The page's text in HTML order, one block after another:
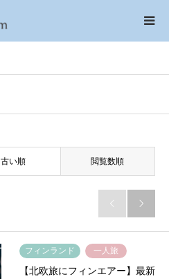
古い順 閲覧数順
 
フィンランド 一人旅
【北欧旅にフィンエアー】最新